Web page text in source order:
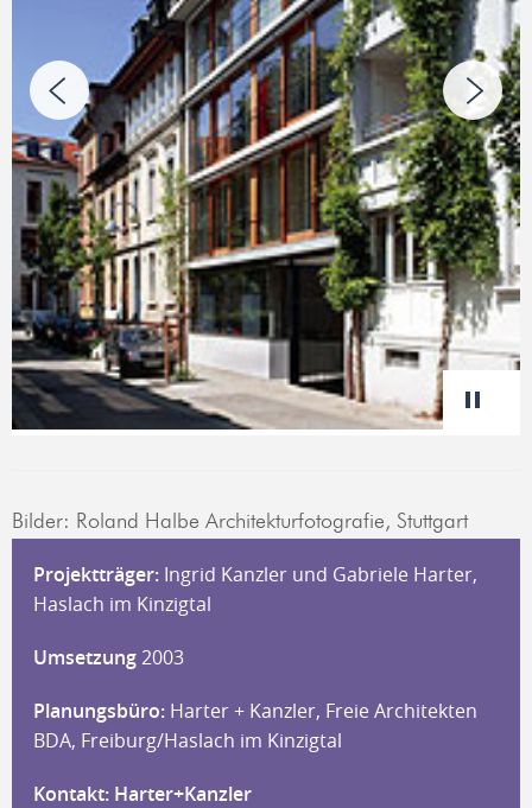
Bilder: Roland Halbe Architekturfotografie, Stuttgart
Projektträger: Ingrid Kanzler und Gabriele Harter,
Haslach im Kinzigtal
Umsetzung2003
Planungsbüro: Harter + Kanzler, Freie Architekten
BDA, Freiburg/Haslach im Kinzigtal
Kontakt: Harter+Kanzler